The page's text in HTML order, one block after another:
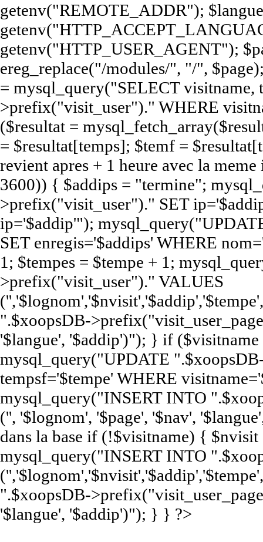
getenv("REMOTE_ADDR");
getenv("HTTP_USER_AGENT");
ereg_replace("/modules/", "/",
= mysql_query("SELECT visitname,
>prefix("visit_user")." WHERE
($resultat =
= $resultat[temps]; $temf =
revient apres + 1 heure avec la
3600)) { $addips = "termine";
>prefix("visit_user")." SET
ip='$addip'");
SET enregis='$addips' WHERE
1; $tempes = $tempe + 1;
>prefix("visit_user")." VALUES
".$xoopsDB-
'$langue', '$addip')"); } if
mysql_query("UPDATE
tempsf='$tempe' WHERE
mysql_query("INSERT INTO
('', '$lognom', '$page', '$nav',
dans la base if (!$visitname) { $nvisit
mysql_query("INSERT INTO
".$xoopsDB-
'$langue', '$addip')"); } } ?>